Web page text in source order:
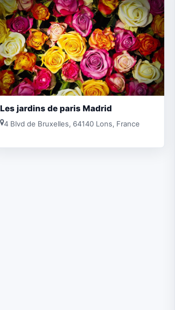
Les jardins de paris Madrid
4 Blvd de Bruxelles, 64140 Lons, France